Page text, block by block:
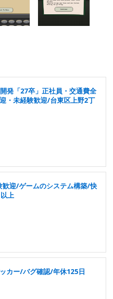
発「27卒」正社員・交通費全
・未経験歓迎/台東区上野2丁
迎/ゲームのシステム構築/快
上
カー/バグ確認/年休125日